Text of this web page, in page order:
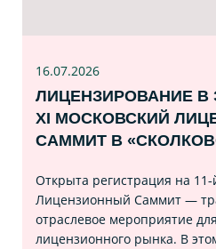
16.07.2026
ЛИЦЕНЗИРОВАНИЕ В
XI МОСКОВСКИЙ
САММИТ В
Открыта регистрация на
Лицензионный Саммит —
отраслевое мероприятие
лицензионного рынка. В